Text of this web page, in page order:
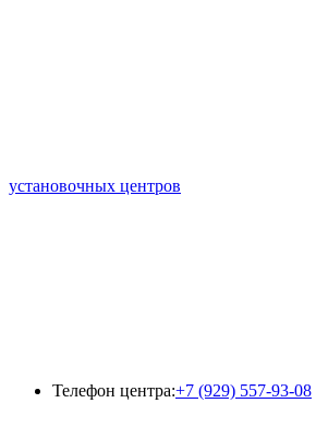
установочных центров
Телефон центра:+7 (929) 557-93-08